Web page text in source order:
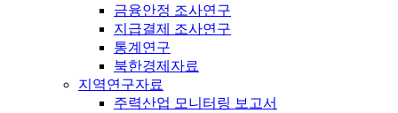
금융안정 조사연구
지급결제 조사연구
통계연구
북한경제자료
지역연구자료
주력산업 모니터링 보고서